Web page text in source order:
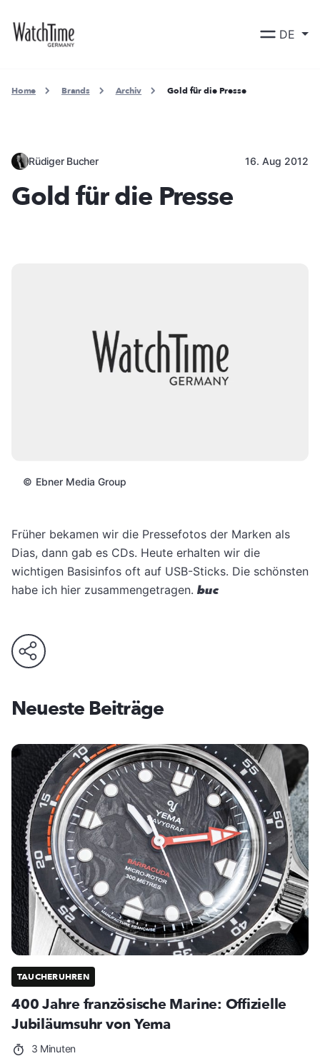
DE
Home Brands Archiv Gold für die Presse
Rüdiger Bucher 16. Aug 2012
Gold für die Presse
© Ebner Media Group
Früher bekamen wir die Pressefotos der Marken als
Dias, dann gab es CDs. Heute erhalten wir die
wichtigen Basisinfos oft auf USB-Sticks. Die schönsten
habe ich hier zusammengetragen. buc
Neueste Beiträge
TAUCHERUHREN
400 Jahre französische Marine: Offizielle
Jubiläumsuhr von Yema
3 Minuten